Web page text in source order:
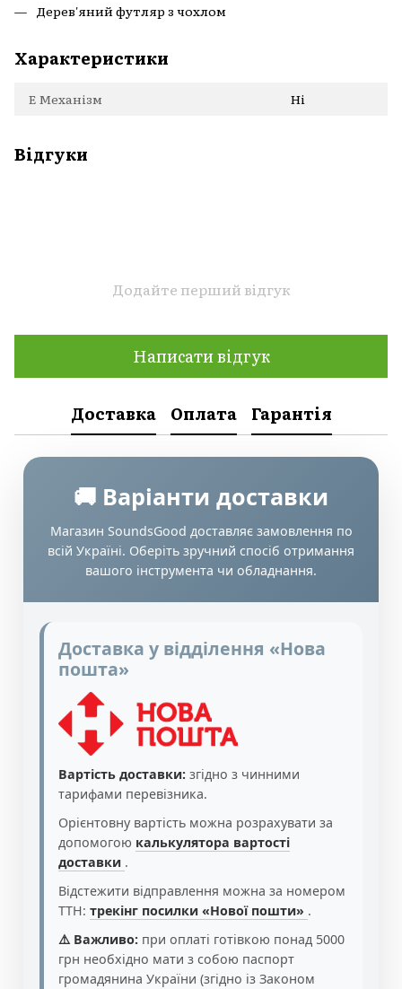
Дерев'яний футляр з чохлом
Характеристики
Е Механізм Ні
Відгуки
Додайте перший відгук
Написати відгук
Доставка Оплата Гарантія
🚚 Варіанти доставки
Магазин SoundsGood доставляє замовлення по
всій Україні. Оберіть зручний спосіб отримання
вашого інструмента чи обладнання.
Доставка у відділення «Нова
пошта»
Вартість доставки: згідно з чинними
тарифами перевізника.
Орієнтовну вартість можна розрахувати за
допомогою калькулятора вартості
доставки .
Відстежити відправлення можна за номером
ТТН: трекінг посилки «Нової пошти» .
⚠️ Важливо: при оплаті готівкою понад 5000
грн необхідно мати з собою паспорт
громадянина України (згідно із Законом